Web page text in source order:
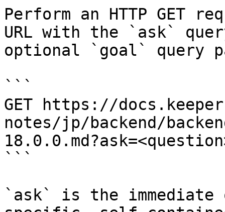
Perform an HTTP GET
URL with the `ask`
optional `goal` query
```
GET https://
notes/jp/backend/
```
`ask` is the